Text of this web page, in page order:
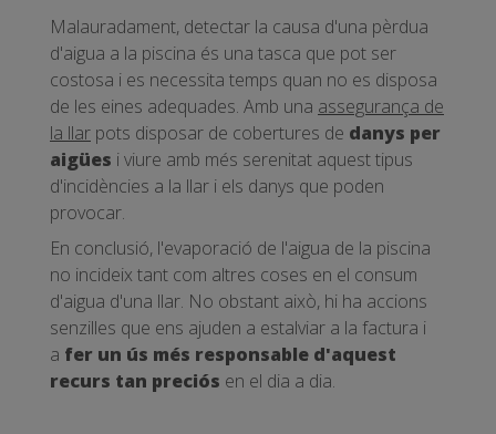
Malauradament, detectar la causa d'una pèrdua
d'aigua a la piscina és una tasca que pot ser
costosa i es necessita temps quan no es disposa
de les eines adequades. Amb una assegurança de
la llar pots disposar de cobertures de danys per
aigües i viure amb més serenitat aquest tipus
d'incidències a la llar i els danys que poden
provocar.
En conclusió, l'evaporació de l'aigua de la piscina
no incideix tant com altres coses en el consum
d'aigua d'una llar. No obstant això, hi ha accions
senzilles que ens ajuden a estalviar a la factura i
a fer un ús més responsable d'aquest
recurs tan preciós en el dia a dia.